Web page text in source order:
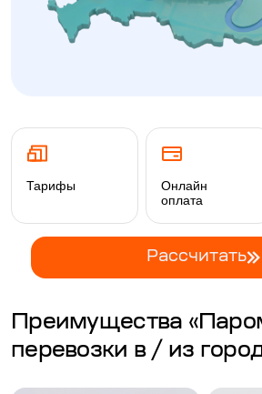
Тарифы
Онлайн
оплата
Рассчитать
Преимущества
перевозки в / из